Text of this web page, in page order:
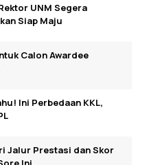
UNM Segera
Siap Maju
Calon Awardee
Ini Perbedaan KKL,
Jalur Prestasi dan Skor